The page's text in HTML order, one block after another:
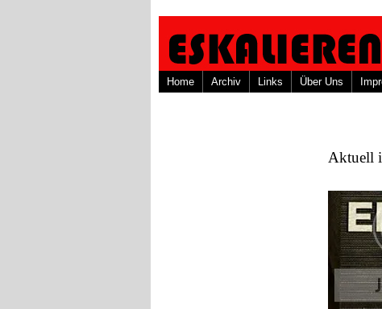
Home Archiv Links Über Uns
Aktuell